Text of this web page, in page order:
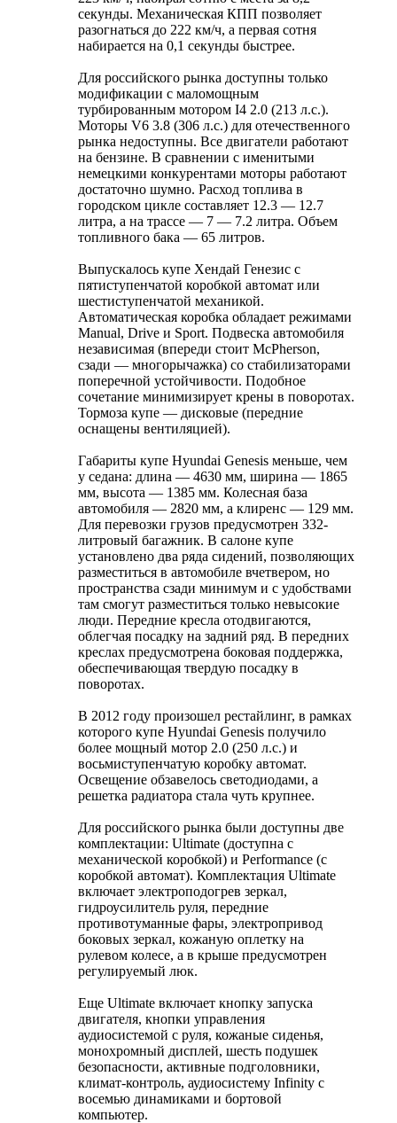
секунды. Механическая КПП позволяет
разогнаться до 222 км/ч, а первая сотня
набирается на 0,1 секунды быстрее.
Для российского рынка доступны только
модификации с маломощным
турбированным мотором I4 2.0 (213 л.с.).
Моторы V6 3.8 (306 л.с.) для отечественного
рынка недоступны. Все двигатели работают
на бензине. В сравнении с именитыми
немецкими конкурентами моторы работают
достаточно шумно. Расход топлива в
городском цикле составляет 12.3 — 12.7
литра, а на трассе — 7 — 7.2 литра. Объем
топливного бака — 65 литров.
Выпускалось купе Хендай Генезис с
пятиступенчатой коробкой автомат или
шестиступенчатой механикой.
Автоматическая коробка обладает режимами
Manual, Drive и Sport. Подвеска автомобиля
независимая (впереди стоит McPherson,
сзади — многорычажка) со стабилизаторами
поперечной устойчивости. Подобное
сочетание минимизирует крены в поворотах.
Тормоза купе — дисковые (передние
оснащены вентиляцией).
Габариты купе Hyundai Genesis меньше, чем
у седана: длина — 4630 мм, ширина — 1865
мм, высота — 1385 мм. Колесная база
автомобиля — 2820 мм, а клиренс — 129 мм.
Для перевозки грузов предусмотрен 332-
литровый багажник. В салоне купе
установлено два ряда сидений, позволяющих
разместиться в автомобиле вчетвером, но
пространства сзади минимум и с удобствами
там смогут разместиться только невысокие
люди. Передние кресла отодвигаются,
облегчая посадку на задний ряд. В передних
креслах предусмотрена боковая поддержка,
обеспечивающая твердую посадку в
поворотах.
В 2012 году произошел рестайлинг, в рамках
которого купе Hyundai Genesis получило
более мощный мотор 2.0 (250 л.с.) и
восьмиступенчатую коробку автомат.
Освещение обзавелось светодиодами, а
решетка радиатора стала чуть крупнее.
Для российского рынка были доступны две
комплектации: Ultimate (доступна с
механической коробкой) и Performance (с
коробкой автомат). Комплектация Ultimate
включает электроподогрев зеркал,
гидроусилитель руля, передние
противотуманные фары, электропривод
боковых зеркал, кожаную оплетку на
рулевом колесе, а в крыше предусмотрен
регулируемый люк.
Еще Ultimate включает кнопку запуска
двигателя, кнопки управления
аудиосистемой с руля, кожаные сиденья,
монохромный дисплей, шесть подушек
безопасности, активные подголовники,
климат-контроль, аудиосистему Infinity с
восемью динамиками и бортовой
компьютер.